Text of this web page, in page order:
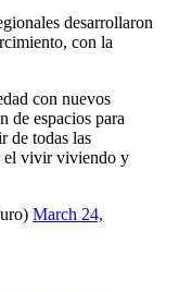
desarrollaron
con la
con nuevos
de espacios para
de todas las
el vivir viviendo y
March 24,